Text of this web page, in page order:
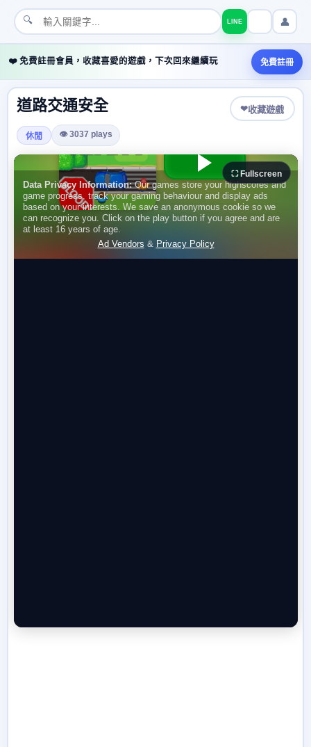
🔍 LINE 👤
❤️ 免費註冊會員，收藏喜愛的遊戲，下次回來繼續玩 免費註冊
道路交通安全 ❤收藏遊戲
休閒 👁 3037 plays
⛶ Fullscreen